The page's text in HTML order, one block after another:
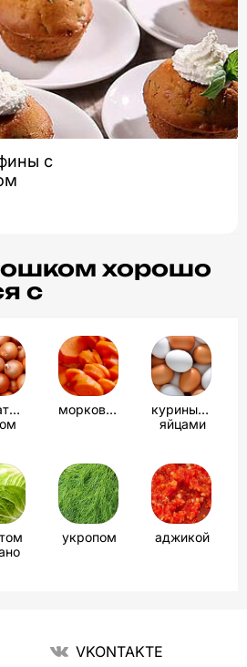
с
хорошо
с
морковью
куриными
яйцами
укропом аджикой
VKONTAKTE